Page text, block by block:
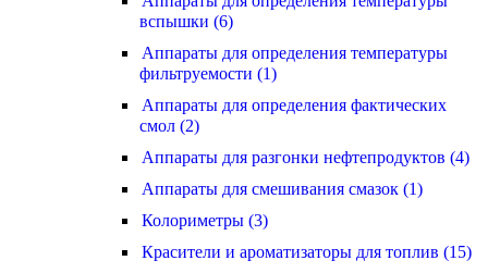
вспышки (6)
Аппараты для определения температуры
фильтруемости (1)
Аппараты для определения фактических
смол (2)
Аппараты для разгонки нефтепродуктов (4)
Аппараты для смешивания смазок (1)
Колориметры (3)
Красители и ароматизаторы для топлив (15)